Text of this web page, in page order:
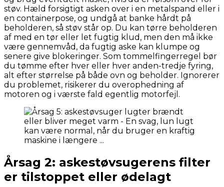
støv. Hæld forsigtigt asken over i en metalspand eller i
en containerpose, og undgå at banke hårdt på
beholderen, så støv står op. Du kan tørre beholderen
af med en tør eller let fugtig klud, men den må ikke
være gennemvåd, da fugtig aske kan klumpe og
senere give blokeringer. Som tommelfingerregel bør
du tømme efter hver eller hver anden-tredje fyring,
alt efter størrelse på både ovn og beholder. Ignorerer
du problemet, risikerer du overophedning af
motoren og i værste fald egentlig motorfejl.
Årsag 2: askestøvsugerens filter
er tilstoppet eller ødelagt